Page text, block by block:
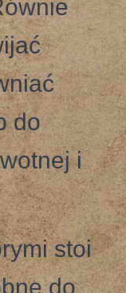
do
i
stoi
do